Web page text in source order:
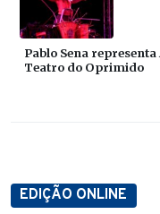
Pablo Sena
Teatro do Oprimido
EDIÇÃO ONLINE